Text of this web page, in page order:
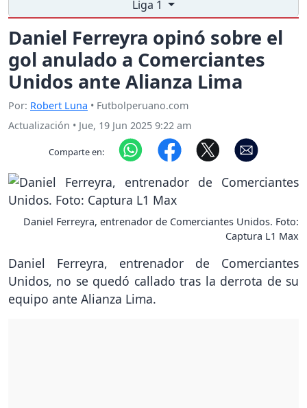
Liga 1
Daniel Ferreyra opinó sobre el
gol anulado a Comerciantes
Unidos ante Alianza Lima
Por: Robert Luna • Futbolperuano.com
Actualización • Jue, 19 Jun 2025 9:22 am
Comparte en:
Daniel Ferreyra, entrenador de Comerciantes Unidos. Foto:
Captura L1 Max
Daniel Ferreyra, entrenador de Comerciantes
Unidos, no se quedó callado tras la derrota de su
equipo ante Alianza Lima.